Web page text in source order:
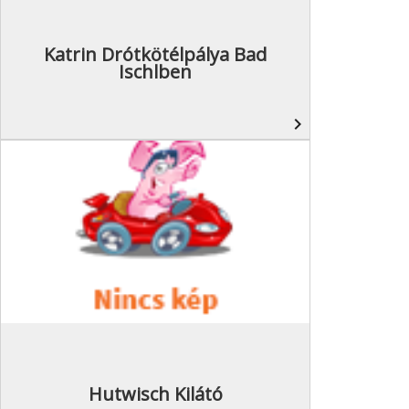
Katrin Drótkötélpálya Bad
Ischlben
navigate_next
Hutwisch Kilátó